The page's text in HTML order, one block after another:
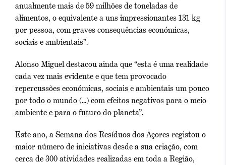
anualmente mais de 59 milhões de toneladas de
alimentos, o equivalente a uns impressionantes 131 kg
por pessoa, com graves consequências económicas,
sociais e ambientais”.
Alonso Miguel destacou ainda que “esta é uma realidade
cada vez mais evidente e que tem provocado
repercussões económicas, sociais e ambientais um pouco
por todo o mundo (...) com efeitos negativos para o meio
ambiente e para o futuro do planeta”.
Este ano, a Semana dos Resíduos dos Açores registou o
maior número de iniciativas desde a sua criação, com
cerca de 300 atividades realizadas em toda a Região,